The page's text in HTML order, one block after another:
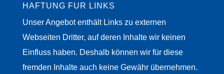
HAFTUNG FÜR LINKS
Unser Angebot enthält Links zu externen
Webseiten Dritter, auf deren Inhalte wir keinen
Einfluss haben. Deshalb können wir für diese
fremden Inhalte auch keine Gewähr übernehmen.